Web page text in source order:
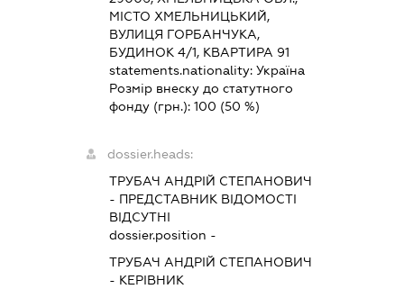
МІСТО ХМЕЛЬНИЦЬКИЙ,
ВУЛИЦЯ ГОРБАНЧУКА,
БУДИНОК 4/1, КВАРТИРА 91
statements.nationality: Україна
Розмір внеску до статутного
фонду (грн.): 100 (50 %)
dossier.heads:
ТРУБАЧ АНДРІЙ СТЕПАНОВИЧ
- ПРЕДСТАВНИК ВІДОМОСТІ
ВІДСУТНІ
dossier.position -
ТРУБАЧ АНДРІЙ СТЕПАНОВИЧ
- КЕРІВНИК